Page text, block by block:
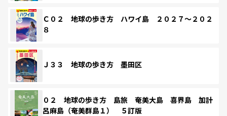
Ｃ０２ 地球の歩き方 ハワイ島 ２０２７～２０２
８
Ｊ３３ 地球の歩き方 墨田区
０２ 地球の歩き方 島旅 奄美大島 喜界島 加計
呂麻島（奄美群島１） ５訂版